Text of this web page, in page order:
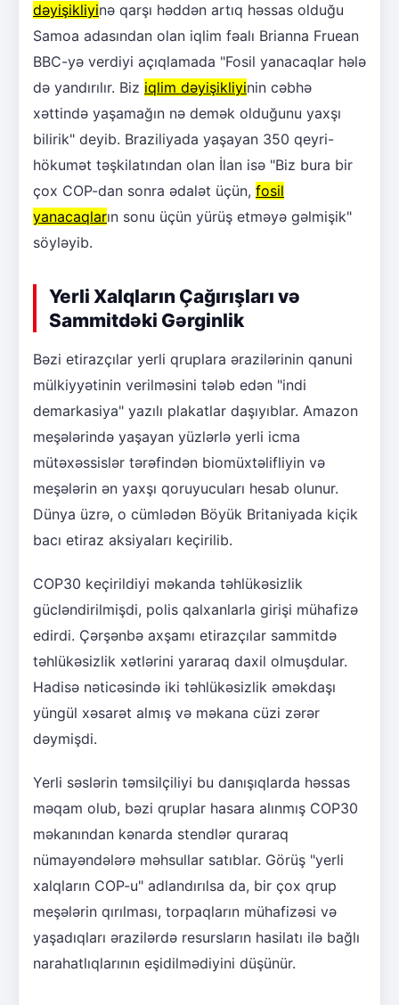
dəyişikliyinə qarşı həddən artıq həssas olduğu
Samoa adasından olan iqlim fəalı Brianna Fruean
BBC-yə verdiyi açıqlamada "Fosil yanacaqlar hələ
də yandırılır. Biz iqlim dəyişikliyinin cəbhə
xəttində yaşamağın nə demək olduğunu yaxşı
bilirik" deyib. Braziliyada yaşayan 350 qeyri-
hökumət təşkilatından olan İlan isə "Biz bura bir
çox COP-dan sonra ədalət üçün, fosil
yanacaqların sonu üçün yürüş etməyə gəlmişik"
söyləyib.
Yerli Xalqların Çağırışları və
Sammitdəki Gərginlik
Bəzi etirazçılar yerli qruplara ərazilərinin qanuni
mülkiyyətinin verilməsini tələb edən "indi
demarkasiya" yazılı plakatlar daşıyıblar. Amazon
meşələrində yaşayan yüzlərlə yerli icma
mütəxəssislər tərəfindən biomüxtəlifliyin və
meşələrin ən yaxşı qoruyucuları hesab olunur.
Dünya üzrə, o cümlədən Böyük Britaniyada kiçik
bacı etiraz aksiyaları keçirilib.
COP30 keçirildiyi məkanda təhlükəsizlik
gücləndirilmişdi, polis qalxanlarla girişi mühafizə
edirdi. Çərşənbə axşamı etirazçılar sammitdə
təhlükəsizlik xətlərini yararaq daxil olmuşdular.
Hadisə nəticəsində iki təhlükəsizlik əməkdaşı
yüngül xəsarət almış və məkana cüzi zərər
dəymişdi.
Yerli səslərin təmsilçiliyi bu danışıqlarda həssas
məqam olub, bəzi qruplar hasara alınmış COP30
məkanından kənarda stendlər quraraq
nümayəndələrə məhsullar satıblar. Görüş "yerli
xalqların COP-u" adlandırılsa da, bir çox qrup
meşələrin qırılması, torpaqların mühafizəsi və
yaşadıqları ərazilərdə resursların hasilatı ilə bağlı
narahatlıqlarının eşidilmədiyini düşünür.